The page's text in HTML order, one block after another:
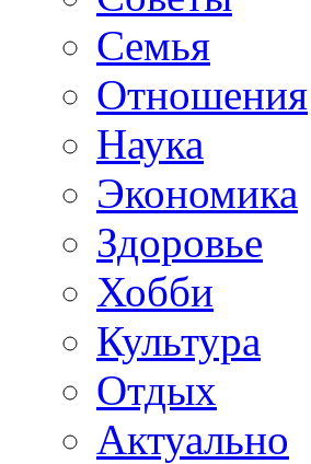
Семья
Отношения
Наука
Экономика
Здоровье
Хобби
Культура
Отдых
Актуально